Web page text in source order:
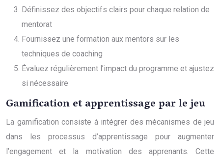
Définissez des objectifs clairs pour chaque relation de
mentorat
Fournissez une formation aux mentors sur les
techniques de coaching
Évaluez régulièrement l’impact du programme et ajustez
si nécessaire
Gamification et apprentissage par le jeu
La gamification consiste à intégrer des mécanismes de jeu
dans les processus d’apprentissage pour augmenter
l’engagement et la motivation des apprenants. Cette